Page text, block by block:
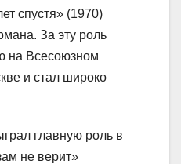
спустя» (1970)
За эту роль
на Всесоюзном
и стал широко
главную роль в
не верит»